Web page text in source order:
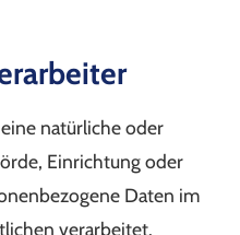
natürliche oder
Einrichtung oder
Daten im
verarbeitet.